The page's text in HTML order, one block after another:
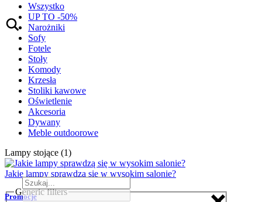
Generic filters
Wszystko
UP TO -50%
Narożniki
Sofy
Fotele
Stoły
Komody
Krzesła
Stoliki kawowe
Oświetlenie
Akcesoria
Dywany
Meble outdoorowe
Lampy stojące (1)
Jakie lampy sprawdzą się w wysokim salonie?
Promocje